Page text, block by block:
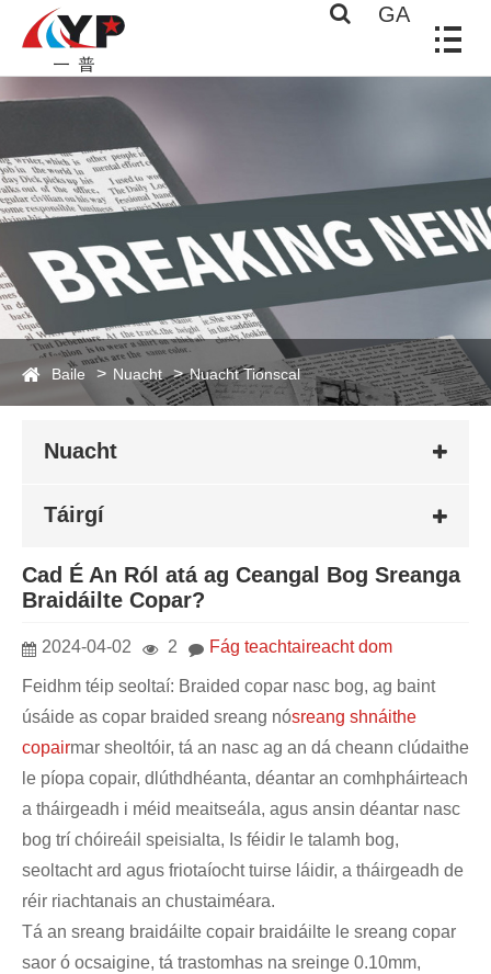
GA
Baile Nuacht Nuacht Tionscal
Nuacht
Táirgí
Cad É An Ról atá ag Ceangal Bog Sreanga
Braidáilte Copar?
2024-04-02 2 Fág teachtaireacht dom
Feidhm téip seoltaí: Braided copar nasc bog, ag baint
úsáide as copar braided sreang nósreang shnáithe
copairmar sheoltóir, tá an nasc ag an dá cheann clúdaithe
le píopa copair, dlúthdhéanta, déantar an comhpháirteach
a tháirgeadh i méid meaitseála, agus ansin déantar nasc
bog trí chóireáil speisialta, Is féidir le talamh bog,
seoltacht ard agus friotaíocht tuirse láidir, a tháirgeadh de
réir riachtanais an chustaiméara.
Tá an sreang braidáilte copair braidáilte le sreang copar
saor ó ocsaigine, tá trastomhas na sreinge 0.10mm,